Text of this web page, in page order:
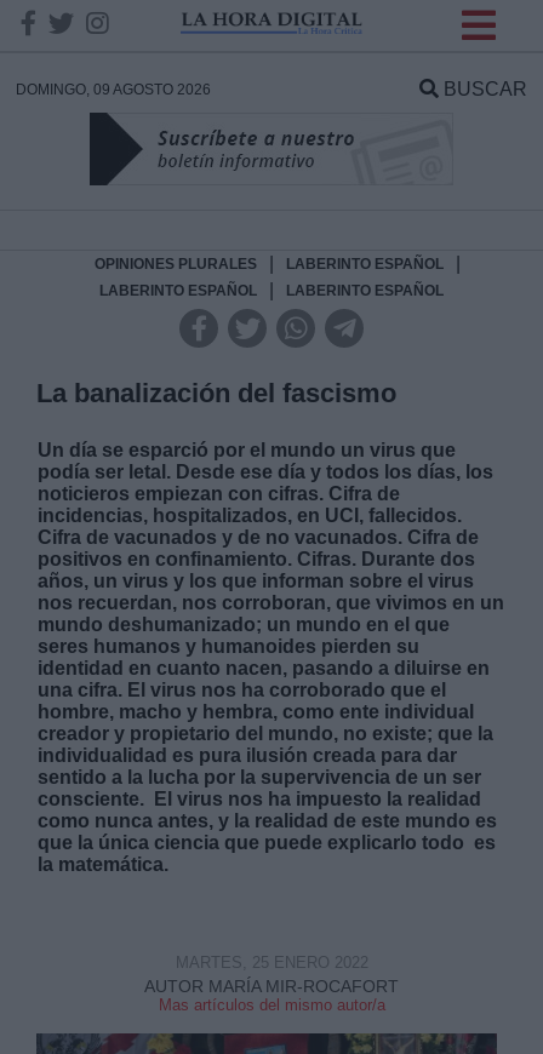
DOMINGO, 09 AGOSTO 2026 BUSCAR
OPINIONES PLURALES LABERINTO ESPAÑOL
LABERINTO ESPAÑOL LABERINTO ESPAÑOL
La banalización del fascismo
Un día se esparció por el mundo un virus que
podía ser letal. Desde ese día y todos los días, los
noticieros empiezan con cifras. Cifra de
incidencias, hospitalizados, en UCI, fallecidos.
Cifra de vacunados y de no vacunados. Cifra de
positivos en confinamiento. Cifras. Durante dos
años, un virus y los que informan sobre el virus
nos recuerdan, nos corroboran, que vivimos en un
mundo deshumanizado; un mundo en el que
seres humanos y humanoides pierden su
identidad en cuanto nacen, pasando a diluirse en
una cifra. El virus nos ha corroborado que el
hombre, macho y hembra, como ente individual
creador y propietario del mundo, no existe; que la
individualidad es pura ilusión creada para dar
sentido a la lucha por la supervivencia de un ser
consciente. El virus nos ha impuesto la realidad
como nunca antes, y la realidad de este mundo es
que la única ciencia que puede explicarlo todo es
la matemática.
AUTOR MARÍA MIR-ROCAFORT
Mas artículos del mismo autor/a
MARTES, 25 ENERO 2022
DATOS
Responsable:
Legitimación:
Destinatarios:
Derechos:
link
Información adicional
link